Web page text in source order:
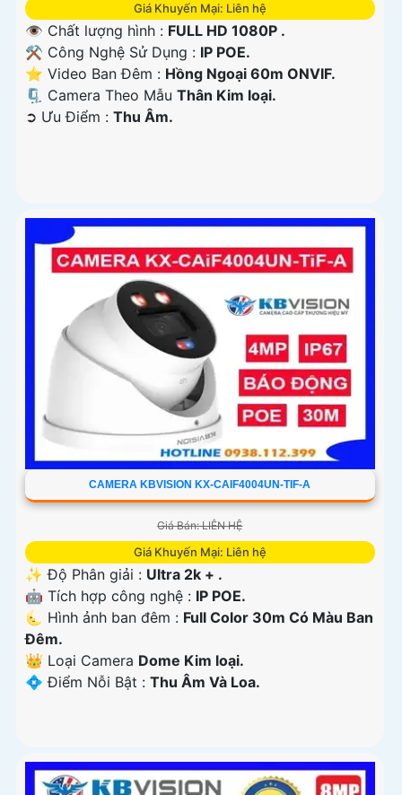
Giá Khuyến Mại: Liên hệ
👁 Chất lượng hình : FULL HD 1080P .
⚒ Công Nghệ Sử Dụng : IP POE.
⭐ Video Ban Đêm : Hồng Ngoại 60m ONVIF.
🗜️ Camera Theo Mẫu Thân Kim loại.
️➲ Ưu Điểm : Thu Âm.
CAMERA KBVISION KX-CAIF4004UN-TIF-A
Giá Bán: LIÊN HỆ
Giá Khuyến Mại: Liên hệ
✨ Độ Phân giải : Ultra 2k + .
🤖️ Tích hợp công nghệ : IP POE.
🌜 Hình ảnh ban đêm : Full Color 30m Có Màu Ban
Ðêm.
👑 Loại Camera Dome Kim loại.
️💠 Điểm Nỗi Bật : Thu Âm Và Loa.